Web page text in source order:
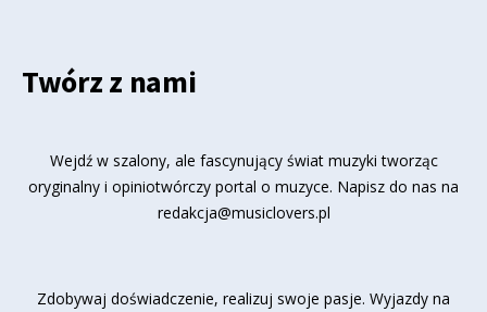
Twórz z nami
Wejdź w szalony, ale fascynujący świat muzyki tworząc
oryginalny i opiniotwórczy portal o muzyce. Napisz do nas na
redakcja@musiclovers.pl
Zdobywaj doświadczenie, realizuj swoje pasje. Wyjazdy na